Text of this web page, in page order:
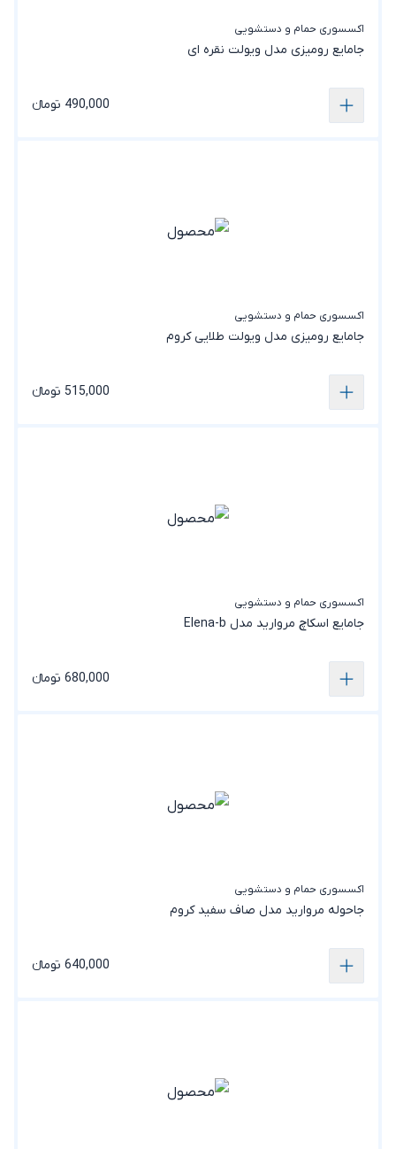
اکسسوری حمام و دستشویی
جامایع رومیزی مدل ویولت نقره ای
490,000 تومانء
اکسسوری حمام و دستشویی
جامایع رومیزی مدل ویولت طلایی کروم
515,000 تومانء
اکسسوری حمام و دستشویی
جامایع اسکاچ مروارید مدل Elena-b
680,000 تومانء
اکسسوری حمام و دستشویی
جاحوله مروارید مدل صاف سفید کروم
640,000 تومانء